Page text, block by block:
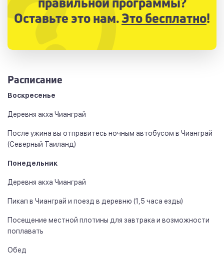
Оставьте это нам.Это бесплатно!
Расписание
Воскресенье
Деревня акха Чианграй
После ужина вы отправитесь ночным автобусом в Чианграй
(Северный Таиланд)
Понедельник
Деревня акха Чианграй
Пикап в Чианграй и поезд в деревню (1,5 часа езды)
Посещение местной плотины для завтрака и возможности
поплавать
Обед